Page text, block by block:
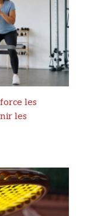
les
les